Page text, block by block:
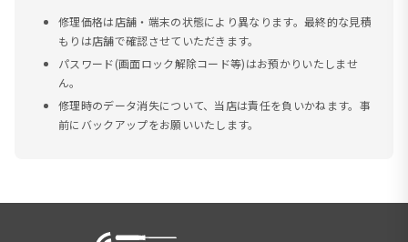
修理価格は店舗・端末の状態により異なります。最終的な見積
もりは店舗で確認させていただきます。
パスワード(画面ロック解除コード等)はお預かりいたしませ
ん。
修理時のデータ消失について、当店は責任を負いかねます。事
前にバックアップをお願いいたします。